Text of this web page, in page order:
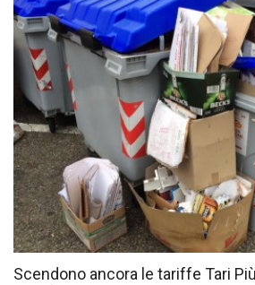
Scendono ancora le tariffe Tari